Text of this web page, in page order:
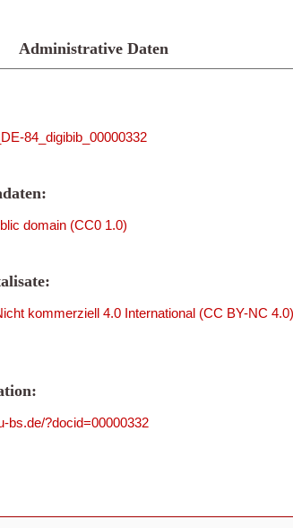
Administrative Daten
84_digibib_00000332
domain (CC0 1.0)
kommerziell 4.0 International (CC BY-NC
bs.de/?docid=00000332